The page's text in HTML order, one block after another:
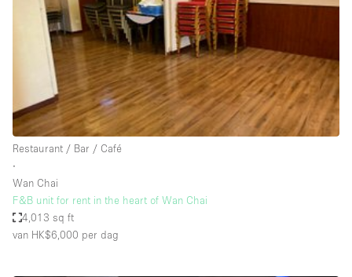
Een
fotoshoot
maken
Conferentie Vergadering Kantoor
Winkel
Type ruimte
Advertentieruimte
Atelier / Werkplaats
Boetiek / Winkel
Restaurant / Bar / Café
∙
Wan Chai
F&B unit for rent in the heart of Wan Chai
4,013 sq ft
van HK$6,000 per dag